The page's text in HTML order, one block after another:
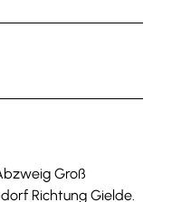
Groß
Richtung Gielde.